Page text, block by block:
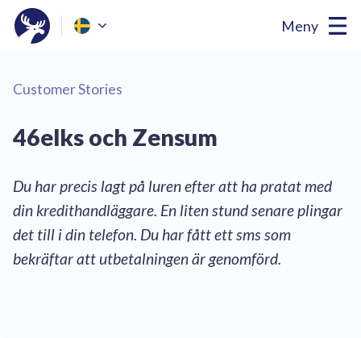
Meny
Customer Stories
46elks och Zensum
Du har precis lagt på luren efter att ha pratat med
din kredithandläggare. En liten stund senare plingar
det till i din telefon. Du har fått ett sms som
bekräftar att utbetalningen är genomförd.